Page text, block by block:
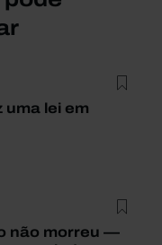
uma lei em
não morreu —